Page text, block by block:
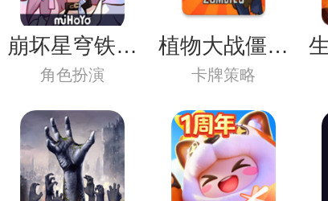
崩坏星穹铁道
官服下载官方
正版
角色扮演
植物大战僵尸
杂交版安卓下
载
卡牌策略